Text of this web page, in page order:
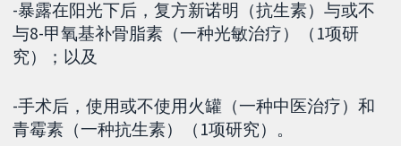
-暴露在阳光下后，复方新诺明（抗生素）与或不
与8-甲氧基补骨脂素（一种光敏治疗）（1项研
究）；以及
-手术后，使用或不使用火罐（一种中医治疗）和
青霉素（一种抗生素）（1项研究）。